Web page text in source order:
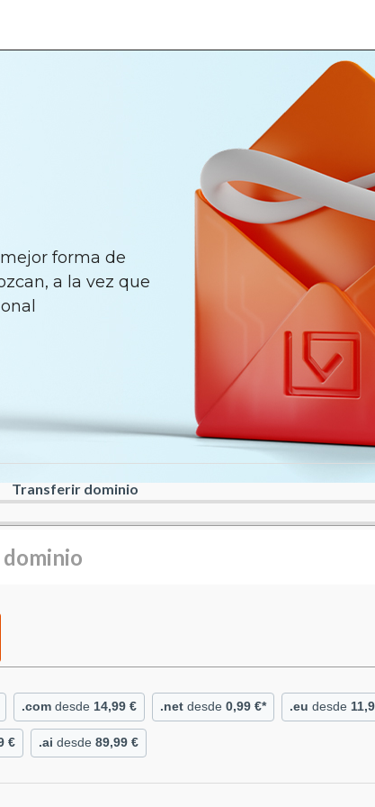
forma de
a la vez que
Transferir dominio
.com desde 14,99 € .net desde 0,99 €* .eu desde
€ .ai desde 89,99 €